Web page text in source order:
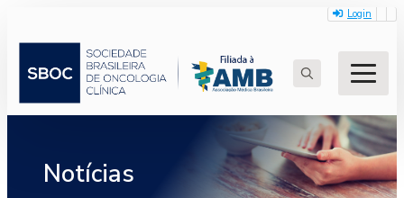
Login
for:
Notícias